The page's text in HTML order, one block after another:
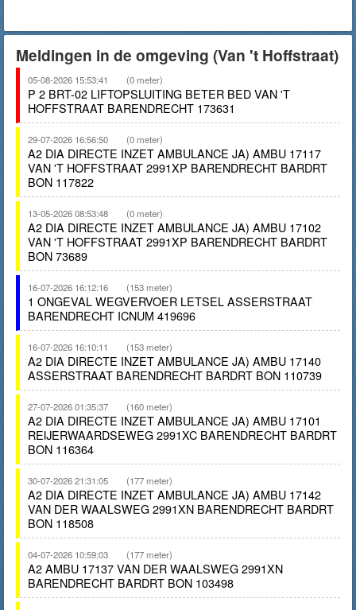
Meldingen in de omgeving (Van 't Hoffstraat)
05-08-2026 15:53:41 (0 meter)
P 2 BRT-02 LIFTOPSLUITING BETER BED VAN 'T
HOFFSTRAAT BARENDRECHT 173631
29-07-2026 16:56:50 (0 meter)
A2 DIA DIRECTE INZET AMBULANCE JA) AMBU 17117
VAN 'T HOFFSTRAAT 2991XP BARENDRECHT BARDRT
BON 117822
13-05-2026 08:53:48 (0 meter)
A2 DIA DIRECTE INZET AMBULANCE JA) AMBU 17102
VAN 'T HOFFSTRAAT 2991XP BARENDRECHT BARDRT
BON 73689
16-07-2026 16:12:16 (153 meter)
1 ONGEVAL WEGVERVOER LETSEL ASSERSTRAAT
BARENDRECHT ICNUM 419696
16-07-2026 16:10:11 (153 meter)
A2 DIA DIRECTE INZET AMBULANCE JA) AMBU 17140
ASSERSTRAAT BARENDRECHT BARDRT BON 110739
27-07-2026 01:35:37 (160 meter)
A2 DIA DIRECTE INZET AMBULANCE JA) AMBU 17101
REIJERWAARDSEWEG 2991XC BARENDRECHT BARDRT
BON 116364
30-07-2026 21:31:05 (177 meter)
A2 DIA DIRECTE INZET AMBULANCE JA) AMBU 17142
VAN DER WAALSWEG 2991XN BARENDRECHT BARDRT
BON 118508
04-07-2026 10:59:03 (177 meter)
A2 AMBU 17137 VAN DER WAALSWEG 2991XN
BARENDRECHT BARDRT BON 103498